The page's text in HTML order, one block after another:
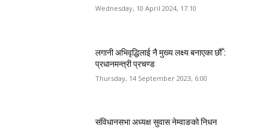
Wednesday, 10 April 2024, 17:10
लगानी अभिवृद्धिलाई नै मुख्य लक्ष्य बनाएका छौँ :
प्रधानमन्त्री प्रचण्ड
Thursday, 14 September 2023, 6:00
संविधानसभा अध्यक्ष सुवास नेम्वाङको निधन